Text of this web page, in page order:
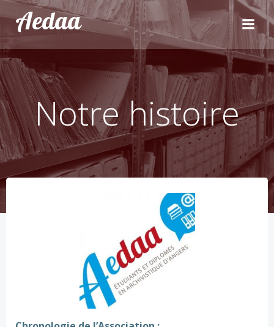
Aller
au
contenu
Aedaa
Notre histoire